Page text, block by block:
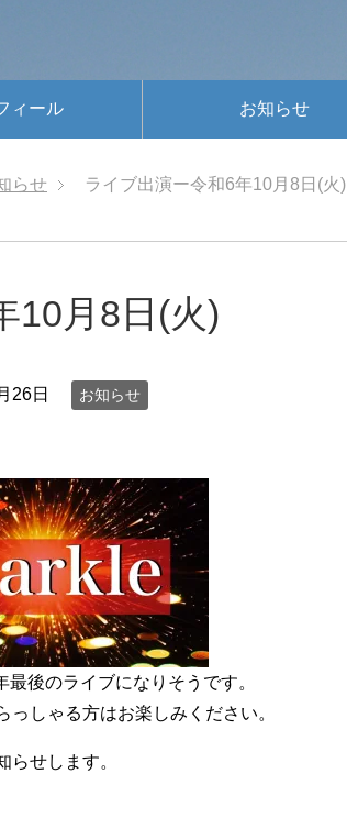
ィール お知らせ
らせ ライブ出演ー令和6年10月8日(火)
10月8日(火)
26日 お知らせ
後のライブになりそうです。
しゃる方はお楽しみください。
せします。